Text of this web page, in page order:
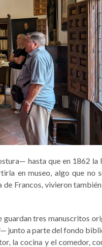
hasta que en 1862 la
en museo, algo que no
Francos, vivieron
tres manuscritos
junto a parte del fondo
la cocina y el comedor,